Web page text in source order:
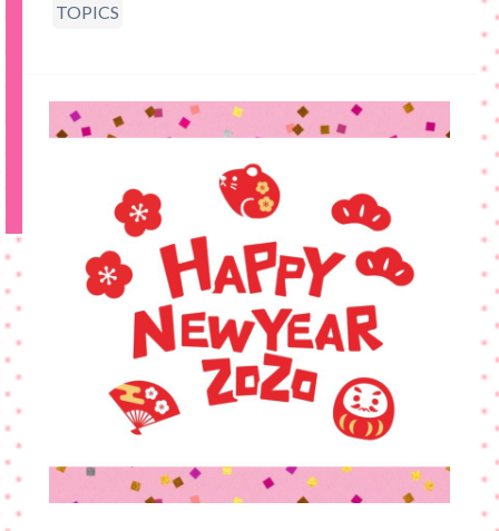
TOPICS